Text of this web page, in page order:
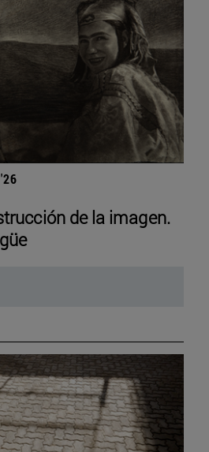
de la imagen.